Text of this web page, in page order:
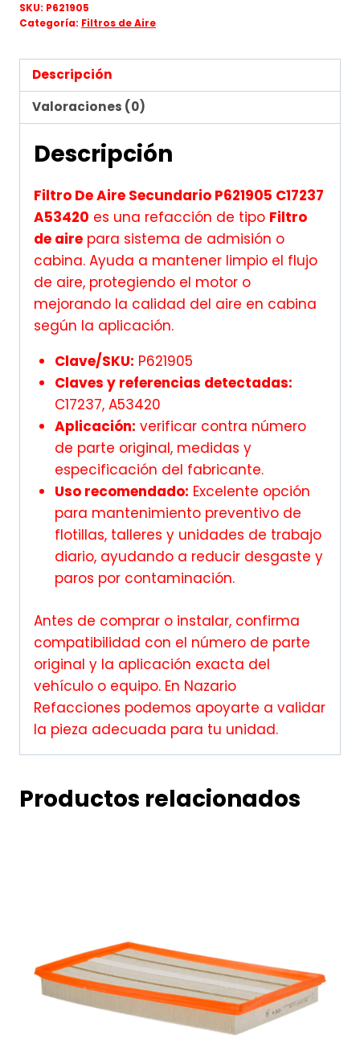
SKU: P621905
Categoría: Filtros de Aire
Descripción
Valoraciones (0)
Descripción
Filtro De Aire Secundario P621905 C17237
A53420 es una refacción de tipo Filtro
de aire para sistema de admisión o
cabina. Ayuda a mantener limpio el flujo
de aire, protegiendo el motor o
mejorando la calidad del aire en cabina
según la aplicación.
Clave/SKU: P621905
Claves y referencias detectadas:
C17237, A53420
Aplicación: verificar contra número
de parte original, medidas y
especificación del fabricante.
Uso recomendado: Excelente opción
para mantenimiento preventivo de
flotillas, talleres y unidades de trabajo
diario, ayudando a reducir desgaste y
paros por contaminación.
Antes de comprar o instalar, confirma
compatibilidad con el número de parte
original y la aplicación exacta del
vehículo o equipo. En Nazario
Refacciones podemos apoyarte a validar
la pieza adecuada para tu unidad.
Productos relacionados